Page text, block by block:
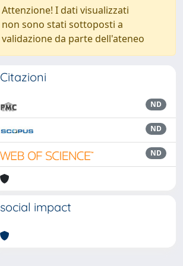
Attenzione! I dati visualizzati
non sono stati sottoposti a
validazione da parte dell'ateneo
Citazioni
ND
ND
ND
social impact